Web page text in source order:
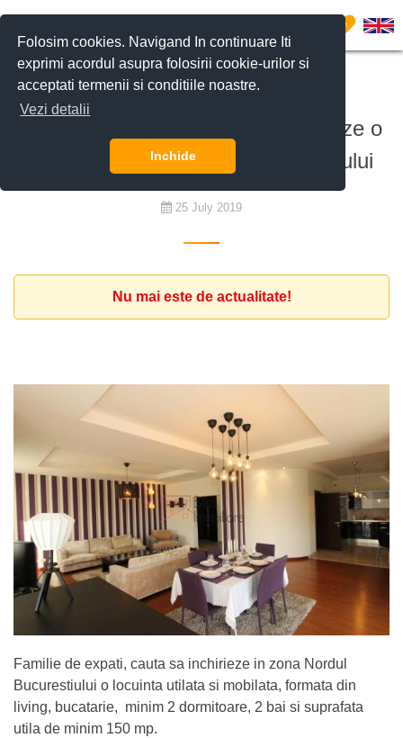
Folosim cookies. Navigand In continuare Iti
exprimi acordul asupra folosirii cookie-urilor si
acceptati termenii si conditiile noastre.
Vezi detalii
Inchide
0
De închiriat
Familie de expati cauta sa inchirieze o
locuinta in zona Nordul Bucurestiului
25 July 2019
Nu mai este de actualitate!
Familie de expati, cauta sa inchirieze in zona Nordul
Bucurestiului o locuinta utilata si mobilata, formata din
living, bucatarie, minim 2 dormitoare, 2 bai si suprafata
utila de minim 150 mp.